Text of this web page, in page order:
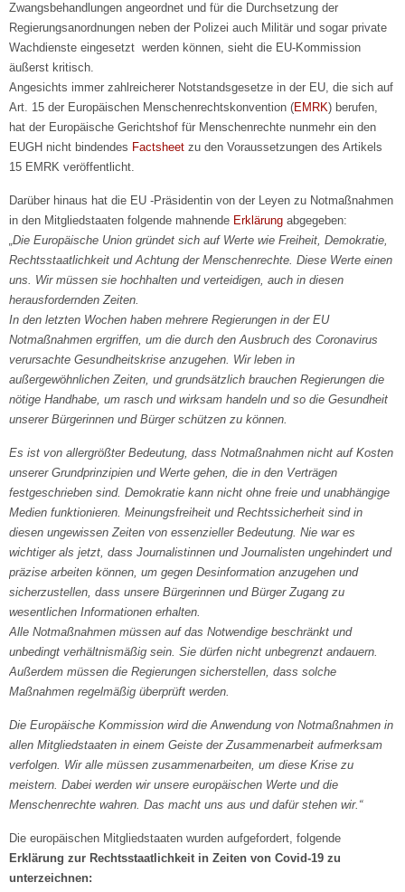
Zwangsbehandlungen angeordnet und für die Durchsetzung der
Regierungsanordnungen neben der Polizei auch Militär und sogar private
Wachdienste eingesetzt werden können, sieht die EU-Kommission
äußerst kritisch.
Angesichts immer zahlreicherer Notstandsgesetze in der EU, die sich auf
Art. 15 der Europäischen Menschenrechtskonvention (EMRK) berufen,
hat der Europäische Gerichtshof für Menschenrechte nunmehr ein den
EUGH nicht bindendes Factsheet zu den Voraussetzungen des Artikels
15 EMRK veröffentlicht.
Darüber hinaus hat die EU -Präsidentin von der Leyen zu Notmaßnahmen
in den Mitgliedstaaten folgende mahnende Erklärung abgegeben:
„Die Europäische Union gründet sich auf Werte wie Freiheit, Demokratie,
Rechtsstaatlichkeit und Achtung der Menschenrechte. Diese Werte einen
uns. Wir müssen sie hochhalten und verteidigen, auch in diesen
herausfordernden Zeiten.
In den letzten Wochen haben mehrere Regierungen in der EU
Notmaßnahmen ergriffen, um die durch den Ausbruch des Coronavirus
verursachte Gesundheitskrise anzugehen. Wir leben in
außergewöhnlichen Zeiten, und grundsätzlich brauchen Regierungen die
nötige Handhabe, um rasch und wirksam handeln und so die Gesundheit
unserer Bürgerinnen und Bürger schützen zu können.
Es ist von allergrößter Bedeutung, dass Notmaßnahmen nicht auf Kosten
unserer Grundprinzipien und Werte gehen, die in den Verträgen
festgeschrieben sind. Demokratie kann nicht ohne freie und unabhängige
Medien funktionieren. Meinungsfreiheit und Rechtssicherheit sind in
diesen ungewissen Zeiten von essenzieller Bedeutung. Nie war es
wichtiger als jetzt, dass Journalistinnen und Journalisten ungehindert und
präzise arbeiten können, um gegen Desinformation anzugehen und
sicherzustellen, dass unsere Bürgerinnen und Bürger Zugang zu
wesentlichen Informationen erhalten.
Alle Notmaßnahmen müssen auf das Notwendige beschränkt und
unbedingt verhältnismäßig sein. Sie dürfen nicht unbegrenzt andauern.
Außerdem müssen die Regierungen sicherstellen, dass solche
Maßnahmen regelmäßig überprüft werden.
Die Europäische Kommission wird die Anwendung von Notmaßnahmen in
allen Mitgliedstaaten in einem Geiste der Zusammenarbeit aufmerksam
verfolgen. Wir alle müssen zusammenarbeiten, um diese Krise zu
meistern. Dabei werden wir unsere europäischen Werte und die
Menschenrechte wahren. Das macht uns aus und dafür stehen wir.“
Die europäischen Mitgliedstaaten wurden aufgefordert, folgende
Erklärung zur Rechtsstaatlichkeit in Zeiten von Covid-19 zu
unterzeichnen: